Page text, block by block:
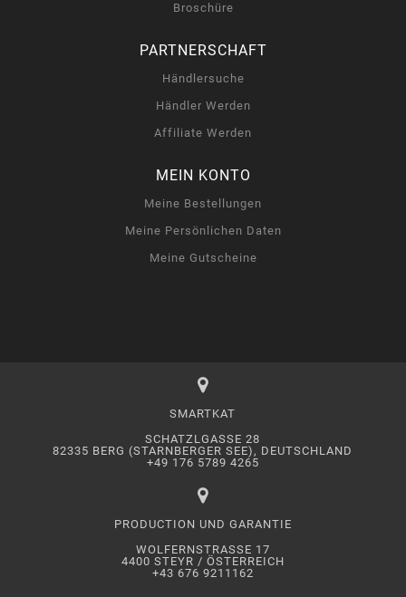
Broschüre
PARTNERSCHAFT
Händlersuche
Händler Werden
Affiliate Werden
MEIN KONTO
Meine Bestellungen
Meine Persönlichen Daten
Meine Gutscheine
SMARTKAT
SCHATZLGASSE 28
82335 BERG (STARNBERGER SEE), DEUTSCHLAND
+49 176 5789 4265
PRODUCTION UND GARANTIE
WOLFERNSTRASSE 17
4400 STEYR / ÖSTERREICH
+43 676 9211162